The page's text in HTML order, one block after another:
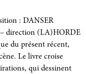
: DANSER
– direction (LA)HORDE
du présent récent,
Le livre croise
qui dessinent